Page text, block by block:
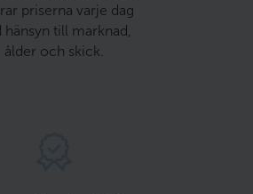
priserna varje dag
hänsyn till marknad,
ålder och skick.